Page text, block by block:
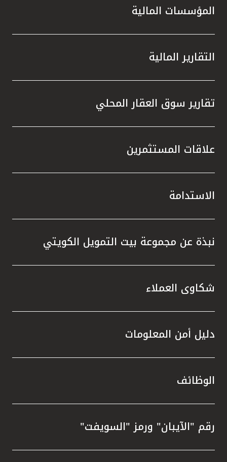
المؤسسات المالية
التقارير المالية
تقارير سوق العقار المحلي
علاقات المستثمرين
الاستدامة
نبذة عن مجموعة بيت التمويل الكويتي
شكاوى العملاء
دليل أمن المعلومات
الوظائف
رقم "الآيبان" ورمز "السويفت"